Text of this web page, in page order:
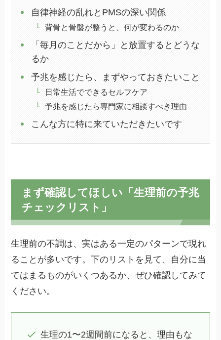
自律神経の乱れとPMSの深い関係
背骨と骨盤が整うと、何が変わるのか
「毎月のことだから」と放置するとどうな
るか
予兆を感じたら、まずやっておきたいこと
日常生活でできるセルフケア
予兆を感じたら専門家に相談すべき理由
こんな方に特に来ていただきたいです
まず確認してほしい「生理前の予兆
チェックリスト」
生理前の不調は、実はある一定のパターンで現れ
ることが多いです。下のリストを見て、自分に当
てはまるものがいくつあるか、ぜひ確認してみて
ください。
生理の1〜2週間前になると、理由もな